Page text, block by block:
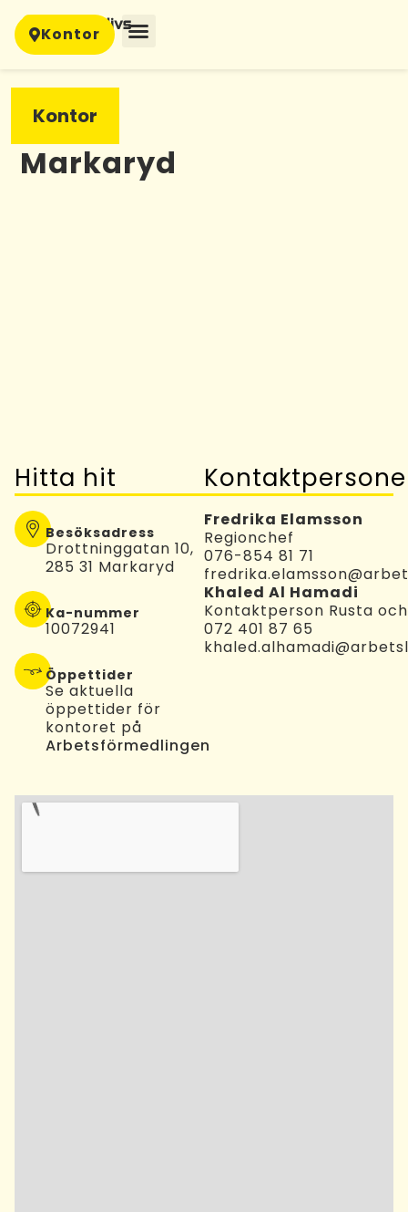
Kontor
Kontor
Markaryd
Hitta hit
Besöksadress
Drottninggatan 10,
285 31 Markaryd
Ka-nummer
10072941
Öppettider
Se aktuella
öppettider för
kontoret på
Arbetsförmedlingen
Fredrika Elamsson
Regionchef
076-854 81 71
Khaled Al Hamadi
Kontaktperson Rusta
072 401 87 65